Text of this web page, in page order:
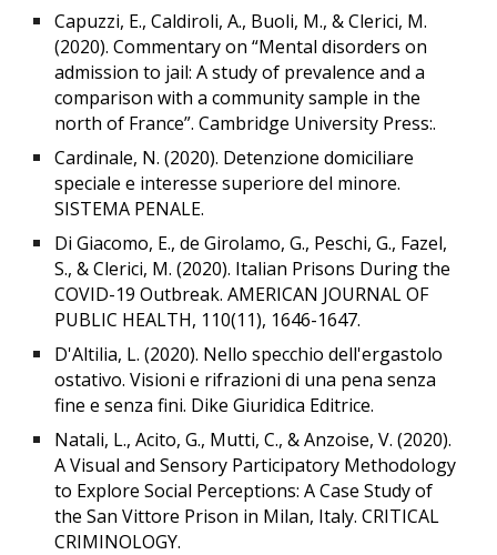
Capuzzi, E., Caldiroli, A., Buoli, M., & Clerici, M.
(2020). Commentary on “Mental disorders on
admission to jail: A study of prevalence and a
comparison with a community sample in the
north of France”. Cambridge University Press:.
Cardinale, N. (2020). Detenzione domiciliare
speciale e interesse superiore del minore.
SISTEMA PENALE.
Di Giacomo, E., de Girolamo, G., Peschi, G., Fazel,
S., & Clerici, M. (2020). Italian Prisons During the
COVID-19 Outbreak. AMERICAN JOURNAL OF
PUBLIC HEALTH, 110(11), 1646-1647.
D'Altilia, L. (2020). Nello specchio dell'ergastolo
ostativo. Visioni e rifrazioni di una pena senza
fine e senza fini. Dike Giuridica Editrice.
Natali, L., Acito, G., Mutti, C., & Anzoise, V. (2020).
A Visual and Sensory Participatory Methodology
to Explore Social Perceptions: A Case Study of
the San Vittore Prison in Milan, Italy. CRITICAL
CRIMINOLOGY.